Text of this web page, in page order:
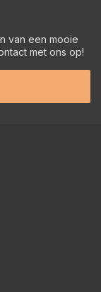
van een mooie
met ons op!